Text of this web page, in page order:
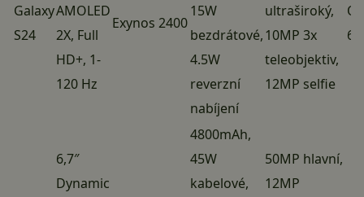
Galaxy
S24
AMOLED
2X, Full
HD+, 1-
120 Hz
Exynos 2400
15W
bezdrátové,
4.5W
reverzní
nabíjení
ultraširoký,
10MP 3x
teleobjektiv,
12MP selfie
6.1
6,7″
Dynamic
4800mAh,
45W
kabelové,
50MP hlavní,
12MP